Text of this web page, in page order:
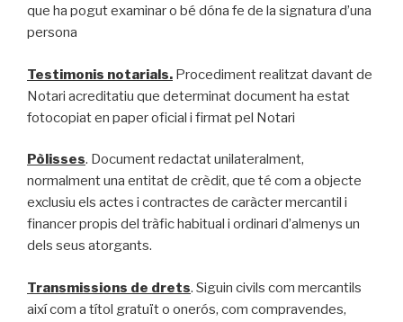
que ha pogut examinar o bé dóna fe de la signatura d’una
persona
Testimonis notarials. Procediment realitzat davant de
Notari acreditatiu que determinat document ha estat
fotocopiat en paper oficial i firmat pel Notari
Pòlisses. Document redactat unilateralment,
normalment una entitat de crèdit, que té com a objecte
exclusiu els actes i contractes de caràcter mercantil i
financer propis del tràfic habitual i ordinari d’almenys un
dels seus atorgants.
Transmissions de drets. Siguin civils com mercantils
així com a títol gratuït o onerós, com compravendes,